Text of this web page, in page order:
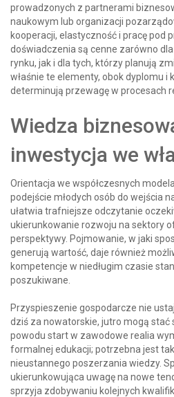
prowadzonych z partnerami
naukowym lub organizacji
kooperacji, elastyczność i pracę pod
doświadczenia są cenne zarówno
rynku, jak i dla tych, którzy planują
właśnie te elementy, obok dyplomu i
determinują przewagę w procesach
Wiedza
inwestycja we
Orientacja we współczesnych
podejście młodych osób do wejścia
ułatwia trafniejsze odczytanie
ukierunkowanie rozwoju na sektory
perspektywy. Pojmowanie, w jaki
generują wartość, daje również
kompetencje w niedługim czasie
poszukiwane.
Przyspieszenie gospodarcze nie
dziś za nowatorskie, jutro mogą stać
powodu start w zawodowe realia
formalnej edukacji; potrzebna jest
nieustannego poszerzania wiedzy.
ukierunkowująca uwagę na nowe
sprzyja zdobywaniu kolejnych